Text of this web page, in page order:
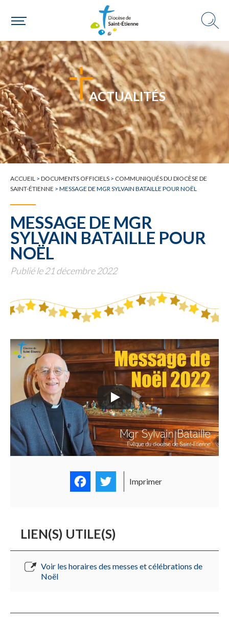
Choisir ma paroisse par commune
Une commune
ACTUALITÉS
ACCUEIL > DOCUMENTS OFFICIELS > COMMUNIQUÉS DU DIOCÈSE DE
SAINT-ÉTIENNE > MESSAGE DE MGR SYLVAIN BATAILLE POUR NOËL
MESSAGE DE MGR
SYLVAIN BATAILLE POUR
NOËL
Publié le 21 décembre 2022
FacebookTwitter
Imprimer
LIEN(S) UTILE(S)
Voir les horaires des messes et célébrations de
Noël